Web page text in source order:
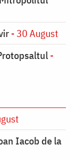
- 30 August
-
Iacob de la